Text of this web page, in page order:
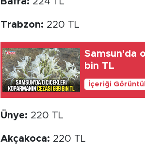
Trabzon: 220 TL
Samsun'da
bin TL
İçeriği
Ünye: 220 TL
Akçakoca: 220 TL